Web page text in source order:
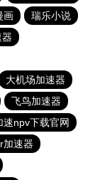
画
瑞乐小说
大机场加速器
飞鸟加速器
速npv下载官网
加速器